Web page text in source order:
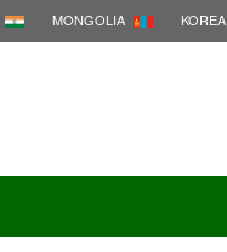
KOREA
MONGOLIA